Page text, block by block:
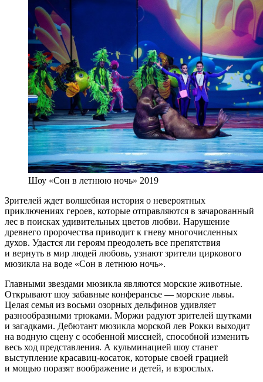
Шоу «Сон в летнюю ночь» 2019
Зрителей ждет волшебная история о невероятных
приключениях героев, которые отправляются в зачарованный
лес в поисках удивительных цветов любви. Нарушение
древнего пророчества приводит к гневу многочисленных
духов. Удастся ли героям преодолеть все препятствия
и вернуть в мир людей любовь, узнают зрители циркового
мюзикла на воде «Сон в летнюю ночь».
Главными звездами мюзикла являются морские животные.
Открывают шоу забавные конферансье — морские львы.
Целая семья из восьми озорных дельфинов удивляет
разнообразными трюками. Моржи радуют зрителей шутками
и загадками. Дебютант мюзикла морской лев Рокки выходит
на водную сцену с особенной миссией, способной изменить
весь ход представления. А кульминацией шоу станет
выступление красавиц-косаток, которые своей грацией
и мощью поразят воображение и детей, и взрослых.